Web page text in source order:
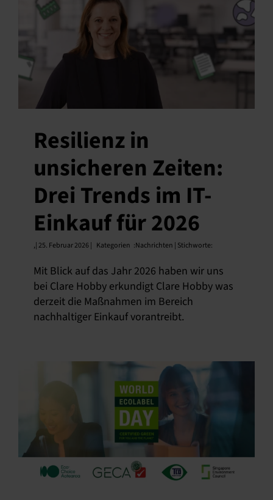
Resilienz in
unsicheren Zeiten:
Drei Trends im IT-
Einkauf für 2026
,| 25. Februar 2026 | Kategorien :Nachrichten | Stichworte:
Mit Blick auf das Jahr 2026 haben wir uns
bei Clare Hobby erkundigt Clare Hobby was
derzeit die Maßnahmen im Bereich
nachhaltiger Einkauf vorantreibt.